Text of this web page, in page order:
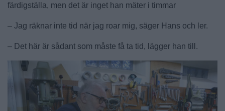
färdigställa, men det är inget han mäter i timmar
– Jag räknar inte tid när jag roar mig, säger Hans och ler.
– Det här är sådant som måste få ta tid, lägger han till.